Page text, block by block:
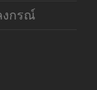
กรณ์